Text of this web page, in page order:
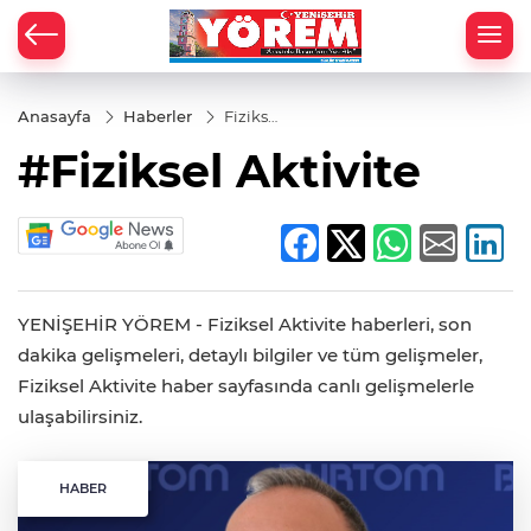
Anasayfa Haberler
Fiziksel
#Fiziksel Aktivite
YENİŞEHİR YÖREM - Fiziksel Aktivite haberleri, son
dakika gelişmeleri, detaylı bilgiler ve tüm gelişmeler,
Fiziksel Aktivite haber sayfasında canlı gelişmelerle
ulaşabilirsiniz.
HABER